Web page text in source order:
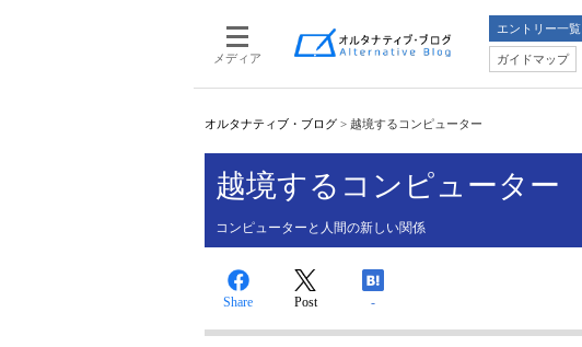
メディア
エントリー一覧
ガイドマップ
オルタナティブ・ブログ > 越境するコンピューター
越境するコンピューター
コンピューターと人間の新しい関係
Share Post -